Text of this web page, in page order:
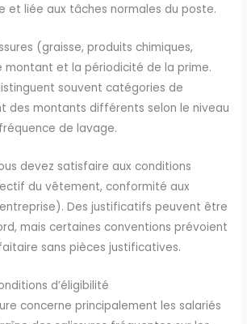
liée aux tâches normales du poste.
(graisse, produits chimiques,
montant et la périodicité de la prime.
souvent catégories de
des montants différents selon le niveau
de lavage.
devez satisfaire aux conditions
du vêtement, conformité aux
Des justificatifs peuvent être
mais certaines conventions prévoient
sans pièces justificatives.
d’éligibilité
concerne principalement les salariés